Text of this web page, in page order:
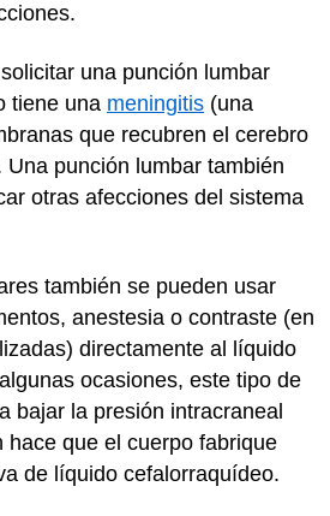
una punción lumbar
tiene una meningitis (una
que recubren el cerebro
punción lumbar también
otras afecciones del sistema
también se pueden usar
anestesia o contraste (en
directamente al líquido
ocasiones, este tipo de
bajar la presión intracraneal
hace que el cuerpo fabrique
de líquido cefalorraquídeo.